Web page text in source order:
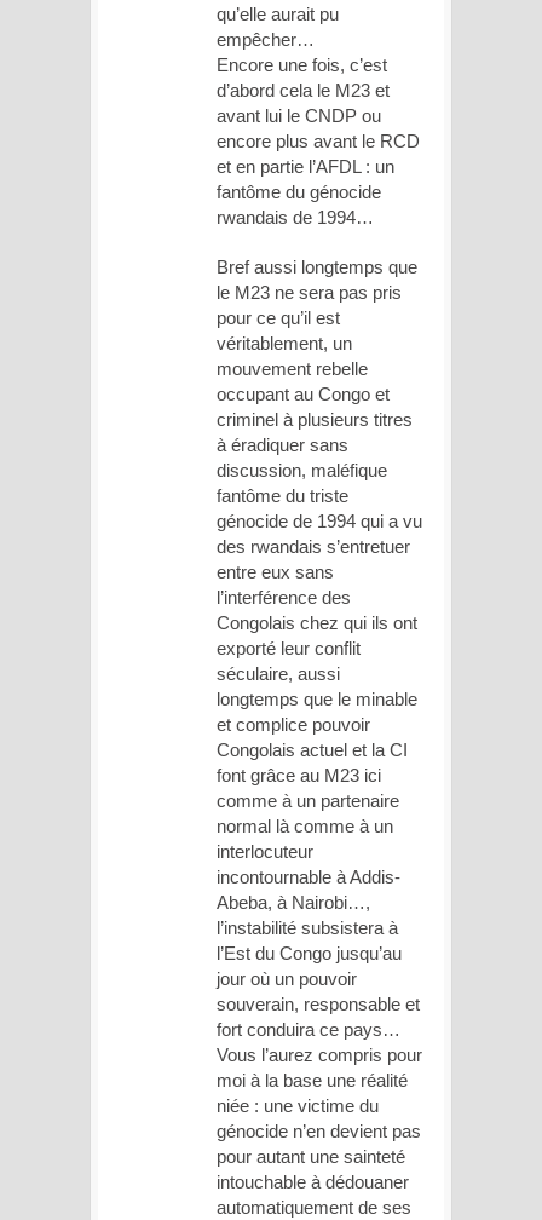
qu’elle aurait pu
empêcher…
Encore une fois, c’est
d’abord cela le M23 et
avant lui le CNDP ou
encore plus avant le RCD
et en partie l’AFDL : un
fantôme du génocide
rwandais de 1994…
Bref aussi longtemps que
le M23 ne sera pas pris
pour ce qu’il est
véritablement, un
mouvement rebelle
occupant au Congo et
criminel à plusieurs titres
à éradiquer sans
discussion, maléfique
fantôme du triste
génocide de 1994 qui a vu
des rwandais s’entretuer
entre eux sans
l’interférence des
Congolais chez qui ils ont
exporté leur conflit
séculaire, aussi
longtemps que le minable
et complice pouvoir
Congolais actuel et la CI
font grâce au M23 ici
comme à un partenaire
normal là comme à un
interlocuteur
incontournable à Addis-
Abeba, à Nairobi…,
l’instabilité subsistera à
l’Est du Congo jusqu’au
jour où un pouvoir
souverain, responsable et
fort conduira ce pays…
Vous l’aurez compris pour
moi à la base une réalité
niée : une victime du
génocide n’en devient pas
pour autant une sainteté
intouchable à dédouaner
automatiquement de ses